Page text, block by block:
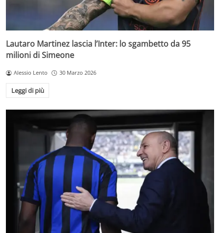
Lautaro Martinez lascia l’Inter: lo sgambetto da 95
milioni di Simeone
Alessio Lento 30 Marzo 2026
Leggi di più